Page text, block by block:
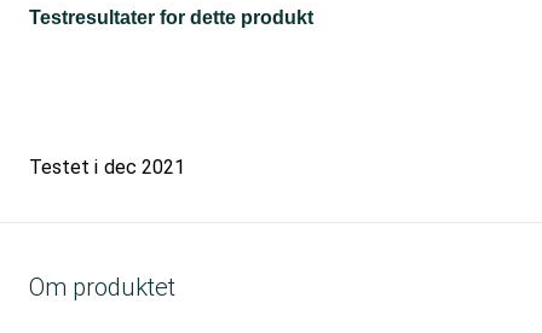
Testresultater for dette produkt
Testet i dec 2021
Om produktet